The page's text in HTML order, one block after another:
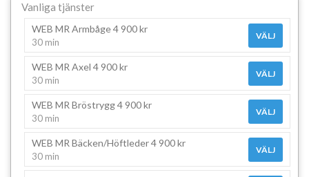
Vanliga tjänster
WEB MR Armbåge 4 900 kr
30 min
VÄLJ
WEB MR Axel 4 900 kr
30 min
VÄLJ
WEB MR Bröstrygg 4 900 kr
30 min
VÄLJ
WEB MR Bäcken/Höftleder 4 900 kr
30 min
VÄLJ